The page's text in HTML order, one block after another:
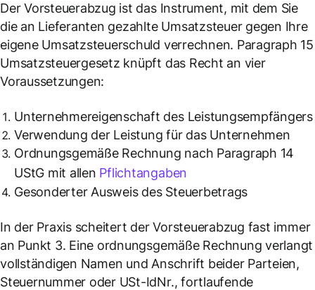
Der Vorsteuerabzug ist das Instrument, mit dem Sie
die an Lieferanten gezahlte Umsatzsteuer gegen Ihre
eigene Umsatzsteuerschuld verrechnen. Paragraph 15
Umsatzsteuergesetz knüpft das Recht an vier
Voraussetzungen:
Unternehmereigenschaft des Leistungsempfängers
Verwendung der Leistung für das Unternehmen
Ordnungsgemäße Rechnung nach Paragraph 14
UStG mit allen Pflichtangaben
Gesonderter Ausweis des Steuerbetrags
In der Praxis scheitert der Vorsteuerabzug fast immer
an Punkt 3. Eine ordnungsgemäße Rechnung verlangt
vollständigen Namen und Anschrift beider Parteien,
Steuernummer oder USt-IdNr., fortlaufende